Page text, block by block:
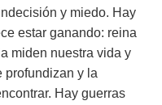
y miedo. Hay
estar ganando: reina
miden nuestra vida y
profundizan y la
Hay guerras